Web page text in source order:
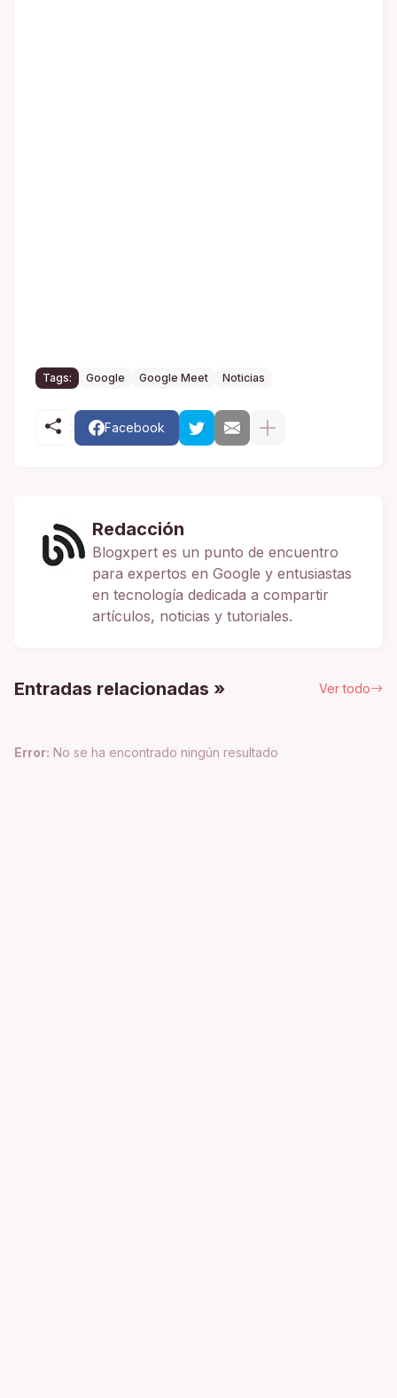
Tags: Google Google Meet Noticias
Facebook
Redacción
Blogxpert es un punto de encuentro
para expertos en Google y entusiastas
en tecnología dedicada a compartir
artículos, noticias y tutoriales.
Entradas relacionadas » Ver todo
Error: No se ha encontrado ningún resultado